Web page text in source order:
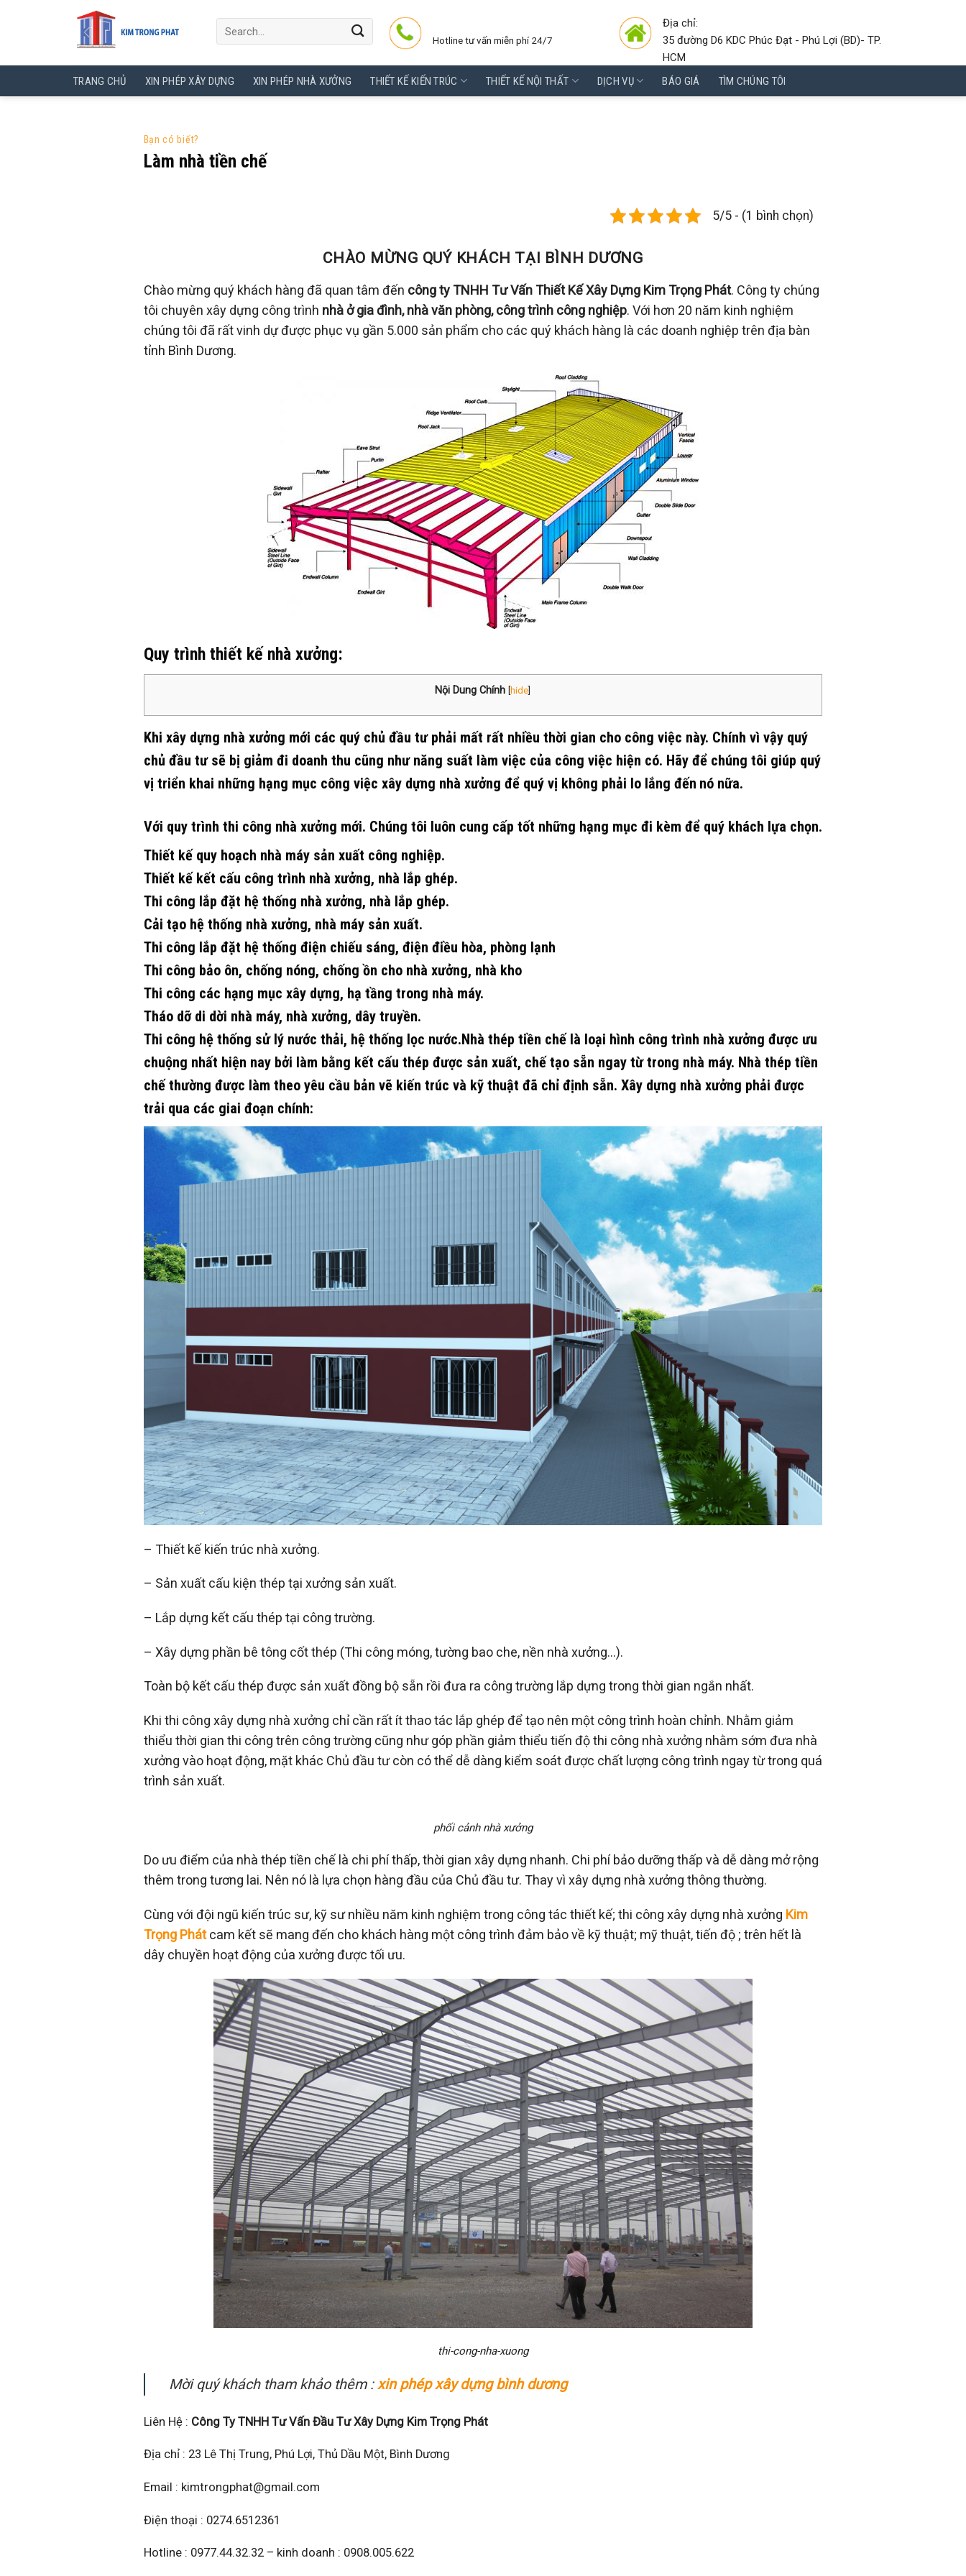
Hotline tư vấn miễn phí 24/7
Địa chỉ:
35 đường D6 KDC Phúc Đạt - Phú Lợi (BD)- TP.
HCM
TRANG CHỦ
XIN PHÉP XÂY DỰNG XIN PHÉP NHÀ XƯỞNG THIẾT KẾ KIẾN TRÚC THIẾT KẾ NỘI THẤT DỊCH VỤ BÁO GIÁ TÌM CHÚNG TÔI
Bạn có biết?
Làm nhà tiền chế
5/5 - (1 bình chọn)
CHÀO MỪNG QUÝ KHÁCH TẠI BÌNH DƯƠNG
Chào mừng quý khách hàng đã quan tâm đến công ty TNHH Tư Vấn Thiết Kế Xây Dựng Kim Trọng Phát. Công ty chúng
tôi chuyên xây dựng công trình nhà ở gia đình, nhà văn phòng, công trình công nghiệp. Với hơn 20 năm kinh nghiệm
chúng tôi đã rất vinh dự được phục vụ gần 5.000 sản phẩm cho các quý khách hàng là các doanh nghiệp trên địa bàn
tỉnh Bình Dương.
Quy trình thiết kế nhà xưởng:
Nội Dung Chính [hide]
Khi xây dựng nhà xưởng mới các quý chủ đầu tư phải mất rất nhiều thời gian cho công việc này. Chính vì vậy quý
chủ đầu tư sẽ bị giảm đi doanh thu cũng như năng suất làm việc của công việc hiện có. Hãy để chúng tôi giúp quý
vị triển khai những hạng mục công việc xây dựng nhà xưởng để quý vị không phải lo lắng đến nó nữa.
Với quy trình thi công nhà xưởng mới. Chúng tôi luôn cung cấp tốt những hạng mục đi kèm để quý khách lựa chọn.
Thiết kế quy hoạch nhà máy sản xuất công nghiệp.
Thiết kế kết cấu công trình nhà xưởng, nhà lắp ghép.
Thi công lắp đặt hệ thống nhà xưởng, nhà lắp ghép.
Cải tạo hệ thống nhà xưởng, nhà máy sản xuất.
Thi công lắp đặt hệ thống điện chiếu sáng, điện điều hòa, phòng lạnh
Thi công bảo ôn, chống nóng, chống ồn cho nhà xưởng, nhà kho
Thi công các hạng mục xây dựng, hạ tầng trong nhà máy.
Tháo dỡ di dời nhà máy, nhà xưởng, dây truyền.
Thi công hệ thống sử lý nước thải, hệ thống lọc nước.​Nhà thép tiền chế là loại hình công trình nhà xưởng được ưu
chuộng nhất hiện nay bởi làm bằng kết cấu thép được sản xuất, chế tạo sẵn ngay từ trong nhà máy. Nhà thép tiền
chế thường được làm theo yêu cầu bản vẽ kiến trúc và kỹ thuật đã chỉ định sẵn. Xây dựng nhà xưởng phải được
trải qua các giai đoạn chính:
– Thiết kế kiến trúc nhà xưởng.
– Sản xuất cấu kiện thép tại xưởng sản xuất.
– Lắp dựng kết cấu thép tại công trường.
– Xây dựng phần bê tông cốt thép (Thi công móng, tường bao che, nền nhà xưởng…).
Toàn bộ kết cấu thép được sản xuất đồng bộ sẵn rồi đưa ra công trường lắp dựng trong thời gian ngắn nhất.
Khi thi công xây dựng nhà xưởng chỉ cần rất ít thao tác lắp ghép để tạo nên một công trình hoàn chỉnh. Nhằm giảm
thiểu thời gian thi công trên công trường cũng như góp phần giảm thiểu tiến độ thi công nhà xưởng nhằm sớm đưa nhà
xưởng vào hoạt động, mặt khác Chủ đầu tư còn có thể dễ dàng kiểm soát được chất lượng công trình ngay từ trong quá
trình sản xuất.
phối cảnh nhà xưởng
Do ưu điểm của nhà thép tiền chế là chi phí thấp, thời gian xây dựng nhanh. Chi phí bảo dưỡng thấp và dễ dàng mở rộng
thêm trong tương lai. Nên nó là lựa chọn hàng đầu của Chủ đầu tư. Thay vì xây dựng nhà xưởng thông thường.
Cùng với đội ngũ kiến trúc sư, kỹ sư nhiều năm kinh nghiệm trong công tác thiết kế; thi công xây dựng nhà xưởng Kim
Trọng Phátcam kết sẽ mang đến cho khách hàng một công trình đảm bảo về kỹ thuật; mỹ thuật, tiến độ ; trên hết là
dây chuyền hoạt động của xưởng được tối ưu.
thi-cong-nha-xuong
Mời quý khách tham khảo thêm :xin phép xây dựng bình dương
Liên Hệ : Công Ty TNHH Tư Vấn Đầu Tư Xây Dựng Kim Trọng Phát
Địa chỉ : 23 Lê Thị Trung, Phú Lợi, Thủ Dầu Một, Bình Dương
Email : kimtrongphat@gmail.com
Điện thoại : 0274.6512361
Hotline : 0977.44.32.32 – kinh doanh : 0908.005.622